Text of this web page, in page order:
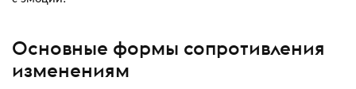
Основные формы сопротивления
изменениям